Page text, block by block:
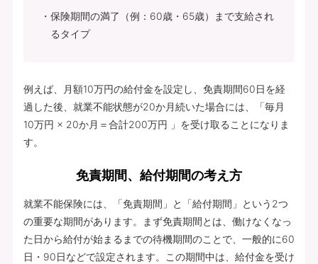
保険期間の満了（例：60歳・65歳）まで支給され
るタイプ
例えば、月額10万円の給付金を設定し、免責期間60日を経
過した後、就業不能状態が20か月続いた場合には、「毎月
10万円 × 20か月＝合計200万円 」を受け取ることになりま
す。
免責期間、給付期間の考え方
就業不能保険には、「免責期間」と「給付期間」という2つ
の重要な期間があります。まず免責期間とは、働けなくなっ
た日から給付が始まるまでの待機期間のことで、一般的に60
日・90日などで設定されます。この期間中は、給付金を受け